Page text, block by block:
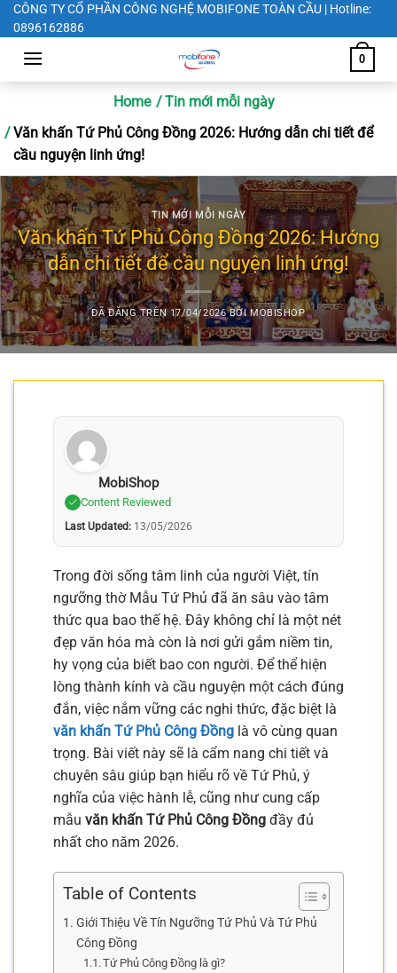
Chuyển
đến
CÔNG TY CỔ PHẦN CÔNG NGHỆ MOBIFONE TOÀN CẦU | Hotline:
0896162886
0
Home
Tin mới mỗi ngày
Văn khấn Tứ Phủ Công Đồng 2026: Hướng dẫn chi tiết để
cầu nguyện linh ứng!
TIN MỚI MỖI NGÀY
Văn khấn Tứ Phủ Công Đồng 2026: Hướng
dẫn chi tiết để cầu nguyện linh ứng!
ĐÃ ĐĂNG TRÊN17/04/2026 BỞIMOBISHOP
MobiShop
Content Reviewed
Last Updated: 13/05/2026
Trong đời sống tâm linh của người Việt, tín
ngưỡng thờ Mẫu Tứ Phủ đã ăn sâu vào tâm
thức qua bao thế hệ. Đây không chỉ là một nét
đẹp văn hóa mà còn là nơi gửi gắm niềm tin,
hy vọng của biết bao con người. Để thể hiện
lòng thành kính và cầu nguyện một cách đúng
đắn, việc nắm vững các nghi thức, đặc biệt là
văn khấn Tứ Phủ Công Đồng là vô cùng quan
trọng. Bài viết này sẽ là cẩm nang chi tiết và
chuyên sâu giúp bạn hiểu rõ về Tứ Phủ, ý
nghĩa của việc hành lễ, cũng như cung cấp
mẫu văn khấn Tứ Phủ Công Đồng đầy đủ
nhất cho năm 2026.
Table of Contents
Giới Thiệu Về Tín Ngưỡng Tứ Phủ Và Tứ Phủ
Công Đồng
Tứ Phủ Công Đồng là gì?